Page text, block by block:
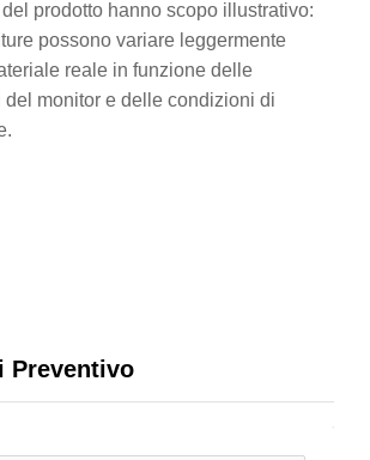
prodotto hanno scopo illustrativo:
possono variare leggermente
reale in funzione delle
del monitor e delle condizioni di
Preventivo